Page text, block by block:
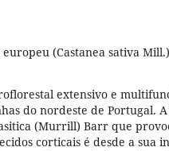
(Castanea sativa
extensivo e
do nordeste de Portugal.
(Murrill) Barr que
corticais é desde a sua